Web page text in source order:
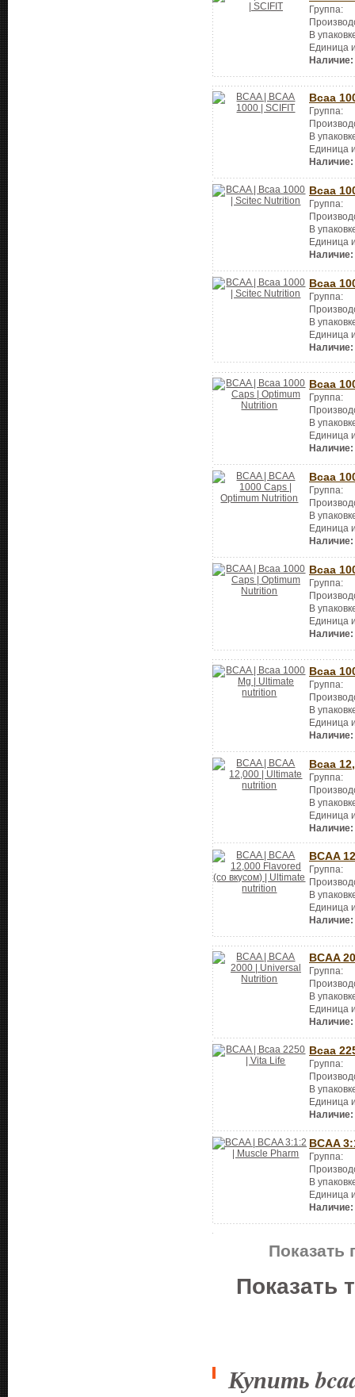
Группа:
В
Единица
Наличие:
Bcaa
Группа:
В
Единица
Наличие:
Bcaa
Группа:
В
Единица
Наличие:
Bcaa
Группа:
В
Единица
Наличие:
Bcaa
Группа:
В
Единица
Наличие:
Bcaa
Группа:
В
Единица
Наличие:
Bcaa
Группа:
В
Единица
Наличие:
Bcaa
Группа:
В
Единица
Наличие:
Bcaa
Группа:
В
Единица
Наличие:
BCAA
Группа:
В
Единица
Наличие:
BCAA
Группа:
В
Единица
Наличие:
Bcaa
Группа:
В
Единица
Наличие:
BCAA
Группа:
В
Единица
Наличие:
Показать
Показать
Купить